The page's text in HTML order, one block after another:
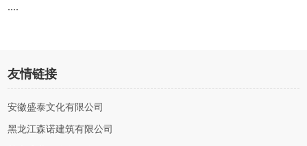
....
友情链接
安徽盛泰文化有限公司
黑龙江森诺建筑有限公司